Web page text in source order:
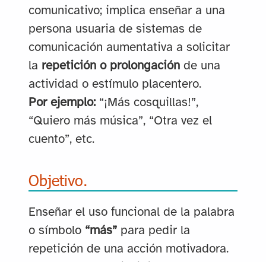
comunicativo; implica enseñar a una
persona usuaria de sistemas de
comunicación aumentativa a solicitar
la repetición o prolongaciónde una
actividad o estímulo placentero.
Por ejemplo:“¡Más cosquillas!”,
“Quiero más música”, “Otra vez el
cuento”, etc.
Objetivo.
Enseñar el uso funcional de la palabra
o símbolo “más”para pedir la
repetición de una acción motivadora.